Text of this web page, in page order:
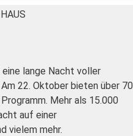
lange Nacht voller
22. Oktober bieten über 70
Mehr als 15.000
auf einer
vielem mehr.